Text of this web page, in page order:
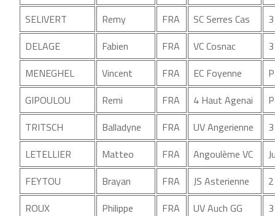
SELIVERT
Remy FRA SC Serres Cas
DELAGE
Fabien FRA VC Cosnac
MENEGHEL
Vincent FRA EC Foyenne
GIPOULOU
Remi FRA 4 Haut Agenai
TRITSCH
Balladyne FRA UV Angerienne
LETELLIER
Matteo FRA Angoulème VC
FEYTOU
Brayan FRA JS Asterienne
ROUX
Philippe FRA UV Auch GG